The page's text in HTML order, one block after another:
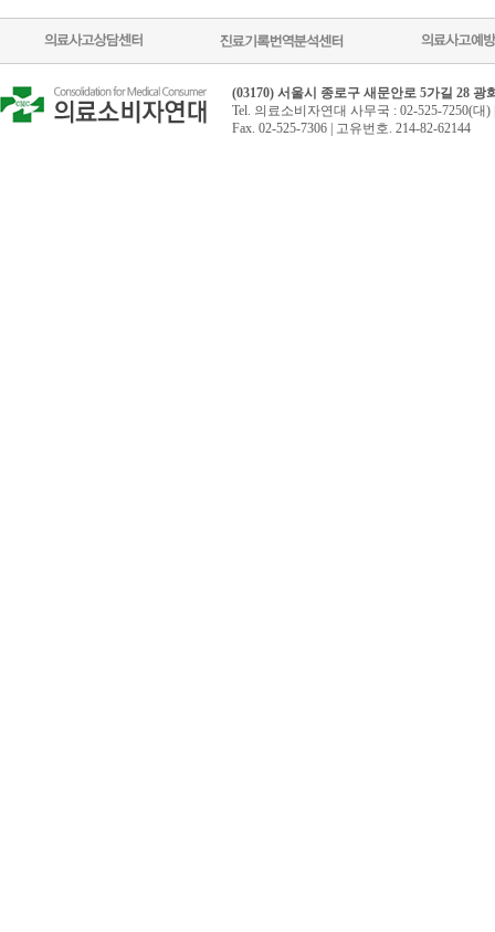
(03170) 서울시 종로구 새문안로 5가길 28 광
Tel. 의료소비자연대 사무국 : 02-525-7250(대
Fax. 02-525-7306 | 고유번호. 214-82-62144